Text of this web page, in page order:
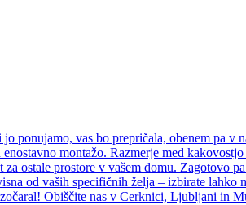
ponujamo, vas bo prepričala, obenem pa v
montažo. Razmerje med
ostale prostore v vašem domu. Zagotovo
od vaših specifičnih želja – izbirate
Obiščite nas v Cerknici, Ljubljani in